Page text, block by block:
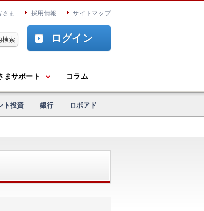
ま 採用情報 サイトマップ
ログイン
まサポート コラム
ト投資 銀行 ロボアド